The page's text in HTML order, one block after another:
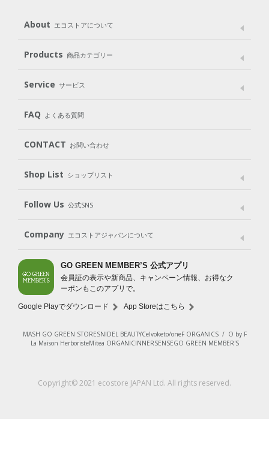
About エコストアについて
メッセージ ブランドストーリー
パッケージへのこだわり
動物実験をしない
Products 商品カテゴリー
Laundry
Body（ボディ） Hair（ヘア） Oral care（オーラルケア）
Goods （グッズ）
Gift set
Service サービス
User Guide
Subscription（定期便）
FAQ よくある質問
CONTACT お問い合わせ
Shop List ショップリスト
Shop List
Follow Us 公式SNS
LINE＠ Instagram Facebook
Company エコストアジャパンについて
会社案内 ご利用規約
プライバシーポリシー
特定商取引法に基づく表示
免責事項
法人会員サービス
New Zealand Site
GO GREEN MEMBER’S 公式アプリ
会員証の表示や新商品、キャンペーン情報、お得なク
ーポンもこのアプリで。
Google Playでダウンロード App Storeはこちら
MASH GO GREEN STORESNIDEL BEAUTYCelvoketo/oneF ORGANICS/ O by F
La Maison HerboristeMitea ORGANICINNERSENSEGO GREEN MEMBER'S
Copyright© 2021 ecostore JAPAN Ltd. All rights reserved.